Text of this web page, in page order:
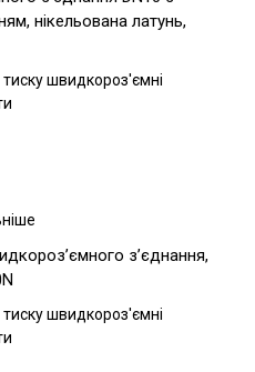
нікельована латунь,
тиску швидкороз'ємні
з’єднання,
тиску швидкороз'ємні